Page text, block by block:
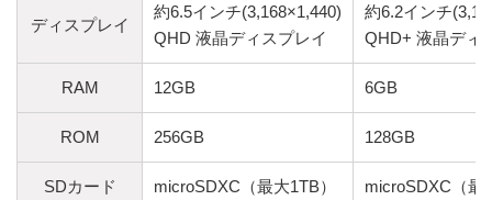
ディスプレイ
約6.5インチ(3,168×1,440)
QHD 液晶ディスプレイ
約6.2インチ
QHD+ 液晶ディ
RAM 12GB 6GB
ROM 256GB 128GB
SDカード microSDXC（最大1TB） microSDXC（最